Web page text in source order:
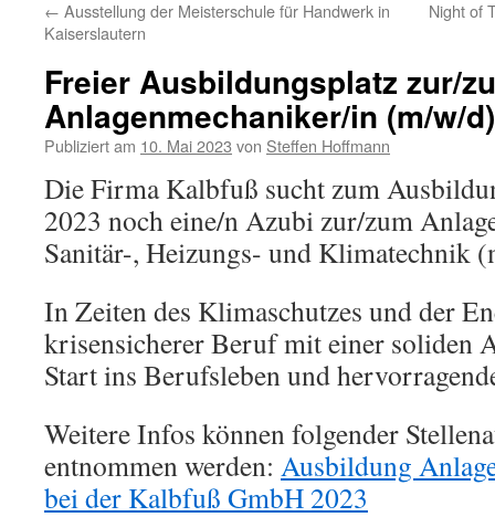
← Ausstellung der Meisterschule für Handwerk in
Kaiserslautern
Night of
Freier Ausbildungsplatz zur/
Anlagenmechaniker/in (m/w/d)
Publiziert am 10. Mai 2023 von Steffen Hoffmann
Die Firma Kalbfuß sucht zum
2023 noch eine/n Azubi zur/zum
Sanitär-, Heizungs- und Klimatechnik
In Zeiten des Klimaschutzes und der
krisensicherer Beruf mit einer soliden
Start ins Berufsleben und
Weitere Infos können folgender
entnommen werden: Ausbildung
bei der Kalbfuß GmbH 2023